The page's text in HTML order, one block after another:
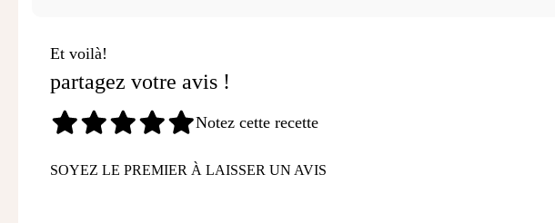
Et voilà!
partagez votre avis !
Notez cette recette
SOYEZ LE PREMIER À LAISSER UN AVIS